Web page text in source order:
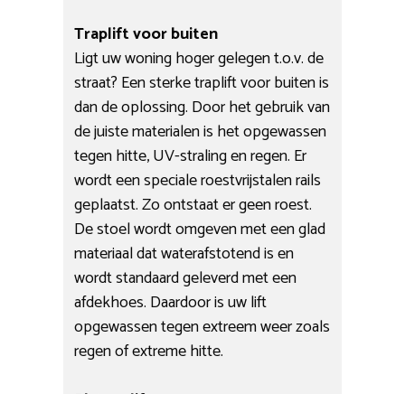
Traplift voor buiten
Ligt uw woning hoger gelegen t.o.v. de
straat? Een sterke traplift voor buiten is
dan de oplossing. Door het gebruik van
de juiste materialen is het opgewassen
tegen hitte, UV-straling en regen. Er
wordt een speciale roestvrijstalen rails
geplaatst. Zo ontstaat er geen roest.
De stoel wordt omgeven met een glad
materiaal dat waterafstotend is en
wordt standaard geleverd met een
afdekhoes. Daardoor is uw lift
opgewassen tegen extreem weer zoals
regen of extreme hitte.